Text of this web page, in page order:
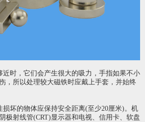
近时，它们会产生很大的吸力，手指如果不小
，所以处理较大磁铁时应戴上手套，并始终
坏的物体应保持安全距离(至少20厘米)。机
极射线管(CRT)显示器和电视、信用卡、软盘